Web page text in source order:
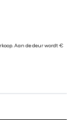
Aan de deur wordt €